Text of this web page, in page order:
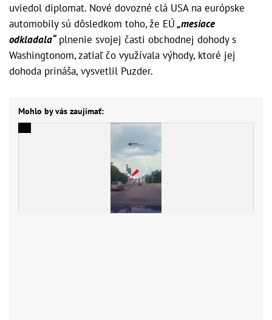
uviedol diplomat. Nové dovozné clá USA na európske
automobily sú dôsledkom toho, že EÚ„mesiace
odkladala“plnenie svojej časti obchodnej dohody s
Washingtonom, zatiaľ čo využívala výhody, ktoré jej
dohoda prináša, vysvetlil Puzder.
Mohlo by vás zaujímať: